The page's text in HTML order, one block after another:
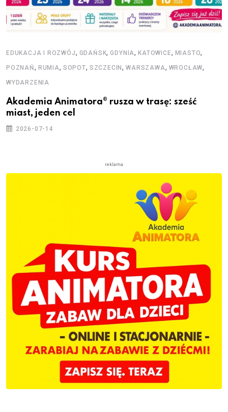
EDUKACJA I ROZWÓJ, GDAŃSK,GDYNIA,KATOWICE, MIASTO,
POZNAŃ, RUMIA, SOPOT, SZCZECIN,WARSZAWA, WROCŁAW,
WYDARZENIA
Akademia Animatora® rusza w trasę: sześć
miast, jeden cel
2026-07-14
reklama